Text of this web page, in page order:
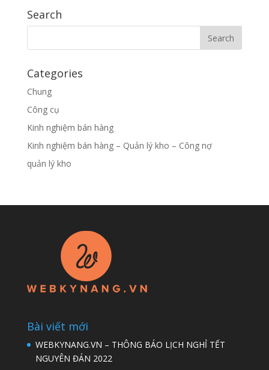
Search
Categories
Chung
Công cụ
Kinh nghiệm bán hàng
Kinh nghiệm bán hàng – Quản lý kho – Công nợ
quản lý kho
Bài viết mới
WEBKYNANG.VN – THÔNG BÁO LỊCH NGHỈ TẾT
NGUYÊN ĐÁN 2022